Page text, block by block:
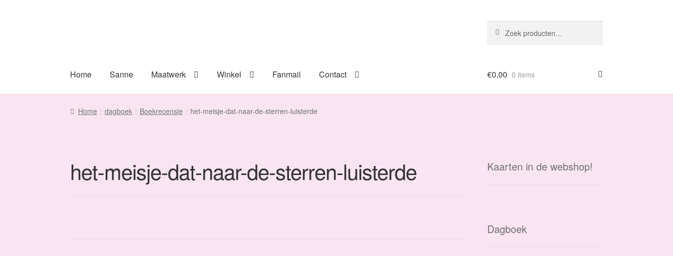
naar:
Home Sanne Maatwerk Winkel Fanmail Contact €0,00 0 items
Home dagboek Boekrecensie het-meisje-dat-naar-de-sterren-luisterde
het-meisje-dat-naar-de-sterren-luisterde Kaarten in de webshop!
Dagboek